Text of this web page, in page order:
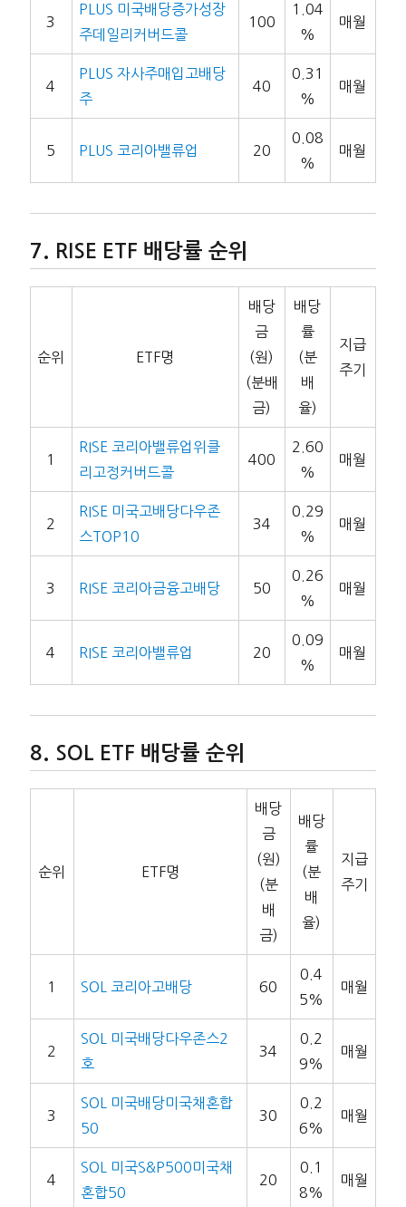
3
PLUS 미국배당증가성장
주데일리커버드콜
100
1.04
%
매월
4
PLUS 자사주매입고배당
주
40
0.31
%
매월
5 PLUS 코리아밸류업 20
0.08
%
매월
RISE ETF 배당률 순위
순위 ETF명
배당
금
(원)
(분배
금)
배당
률
(분
배
율)
지급
주기
1
RISE 코리아밸류업위클
리고정커버드콜
400
2.60
%
매월
2
RISE 미국고배당다우존
스TOP10
34
0.29
%
매월
3 RISE 코리아금융고배당 50
0.26
%
매월
4 RISE 코리아밸류업 20
0.09
%
매월
SOL ETF 배당률 순위
순위 ETF명
배당
금
(원)
(분
배
금)
배당
률
(분
배
율)
지급
주기
1 SOL 코리아고배당 60
0.4
5%
매월
2
SOL 미국배당다우존스2
호
34
0.2
9%
매월
3
SOL 미국배당미국채혼합
50
30
0.2
6%
매월
4
SOL 미국S&P500미국채
혼합50
20
0.1
8%
매월